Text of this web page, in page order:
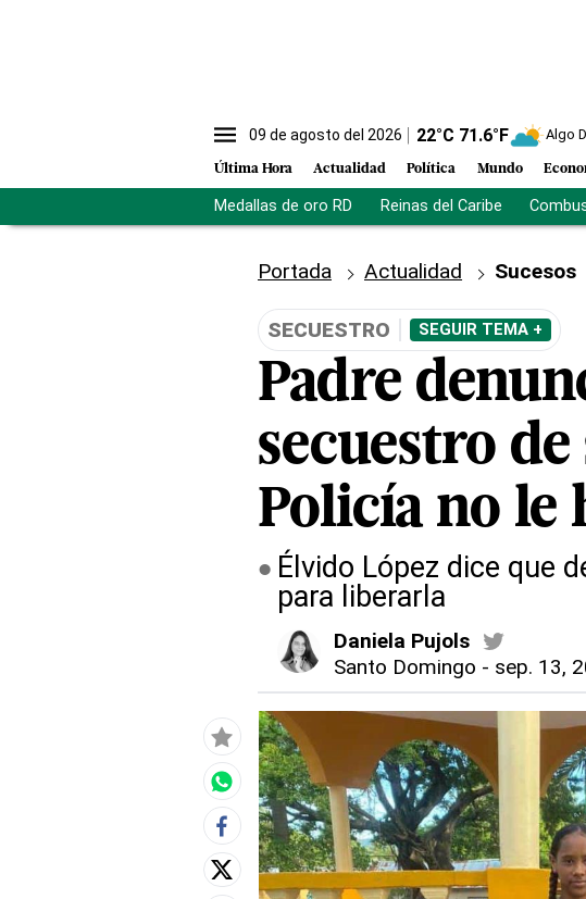
09 de agosto del 2026 22°C 71.6°F Algo
Última Hora Actualidad Política Mundo
Medallas de oro RD Reinas del Caribe
Portada Actualidad Sucesos
SECUESTRO SEGUIR TEMA +
Padre
secuestro
Policía no le
Élvido López dice que
para liberarla
Daniela Pujols
Santo Domingo - sep. 13,